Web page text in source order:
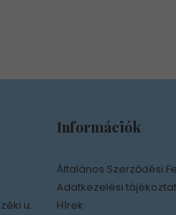
u.
Információk
Általános Szerződési
Adatkezelési
Hírek